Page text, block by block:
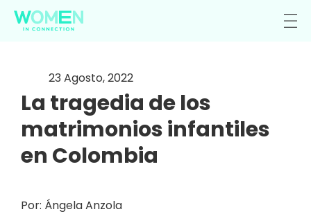
23 Agosto, 2022
La tragedia de los
matrimonios infantiles
en Colombia
Por: Ángela Anzola